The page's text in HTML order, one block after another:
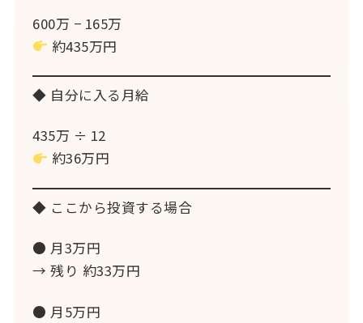
600万 − 165万
約435万円
◆ 自分に入る月給
435万 ÷ 12
約36万円
◆ ここから投資する場合
● 月3万円
→ 残り 約33万円
● 月5万円